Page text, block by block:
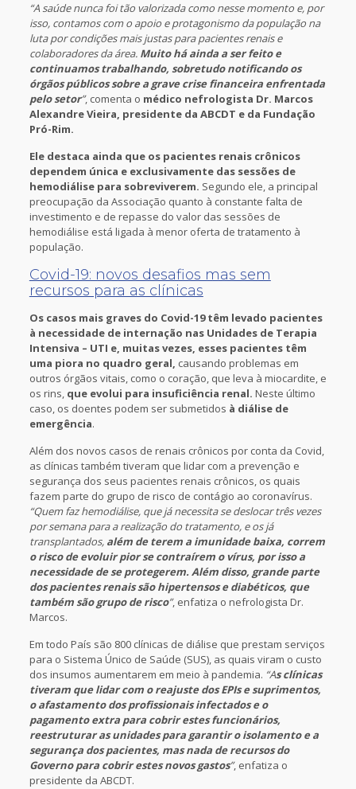
“A saúde nunca foi tão valorizada como nesse momento e, por
isso, contamos com o apoio e protagonismo da população na
luta por condições mais justas para pacientes renais e
colaboradores da área. Muito há ainda a ser feito e
continuamos trabalhando, sobretudo notificando os
órgãos públicos sobre a grave crise financeira enfrentada
pelo setor”, comenta o médico nefrologista Dr. Marcos
Alexandre Vieira, presidente da ABCDT e da Fundação
Pró-Rim.
Ele destaca ainda que os pacientes renais crônicos
dependem única e exclusivamente das sessões de
hemodiálise para sobreviverem. Segundo ele, a principal
preocupação da Associação quanto à constante falta de
investimento e de repasse do valor das sessões de
hemodiálise está ligada à menor oferta de tratamento à
população.
Covid-19: novos desafios mas sem
recursos para as clínicas
Os casos mais graves do Covid-19 têm levado pacientes
à necessidade de internação nas Unidades de Terapia
Intensiva – UTI e, muitas vezes, esses pacientes têm
uma piora no quadro geral, causando problemas em
outros órgãos vitais, como o coração, que leva à miocardite, e
os rins, que evolui para insuficiência renal. Neste último
caso, os doentes podem ser submetidos à diálise de
emergência.
Além dos novos casos de renais crônicos por conta da Covid,
as clínicas também tiveram que lidar com a prevenção e
segurança dos seus pacientes renais crônicos, os quais
fazem parte do grupo de risco de contágio ao coronavírus.
“Quem faz hemodiálise, que já necessita se deslocar três vezes
por semana para a realização do tratamento, e os já
transplantados, além de terem a imunidade baixa, correm
o risco de evoluir pior se contraírem o vírus, por isso a
necessidade de se protegerem. Além disso, grande parte
dos pacientes renais são hipertensos e diabéticos, que
também são grupo de risco”, enfatiza o nefrologista Dr.
Marcos.
Em todo País são 800 clínicas de diálise que prestam serviços
para o Sistema Único de Saúde (SUS), as quais viram o custo
dos insumos aumentarem em meio à pandemia. “As clínicas
tiveram que lidar com o reajuste dos EPIs e suprimentos,
o afastamento dos profissionais infectados e o
pagamento extra para cobrir estes funcionários,
reestruturar as unidades para garantir o isolamento e a
segurança dos pacientes, mas nada de recursos do
Governo para cobrir estes novos gastos”, enfatiza o
presidente da ABCDT.